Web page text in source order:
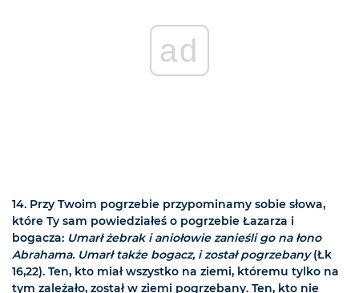
ad
14. Przy Twoim pogrzebie przypominamy sobie słowa,
które Ty sam powiedziałeś o pogrzebie Łazarza i
bogacza: Umarł żebrak i aniołowie zanieśli go na łono
Abrahama. Umarł także bogacz, i został pogrzebany(Łk
16,22). Ten, kto miał wszystko na ziemi, któremu tylko na
tym zależało, został w ziemi pogrzebany. Ten, kto nie